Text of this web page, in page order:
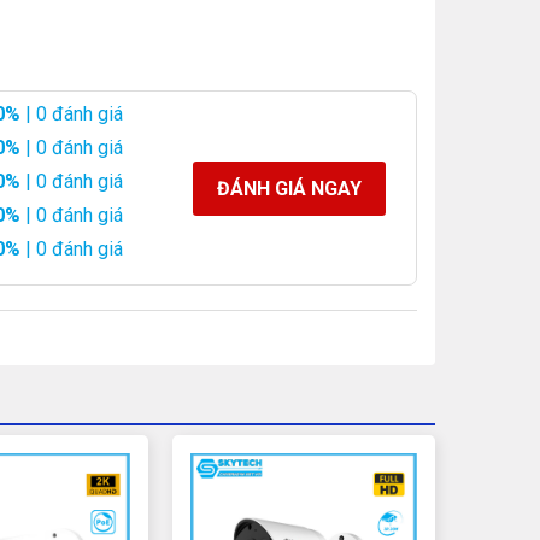
| 0 đánh giá
| 0 đánh giá
| 0 đánh giá
| 0 đánh giá
| 0 đánh giá
ĐÁNH GIÁ NGAY